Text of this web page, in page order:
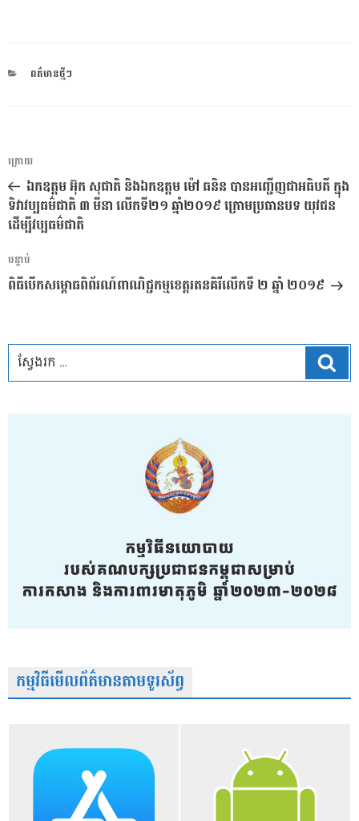
CATEGORIES
ពត៌មានថ្មីៗ
ការ​
នាំទិស​
ប្រកាស
អត្ថបទ
មុន
ក្រោយ
ឯកឧត្តម អ៊ុក សុជាតិ និងឯកឧត្តម ម៉ៅ ធនិន បានអញ្ជើញជាអធិបតី ក្នុង
ទិវាវប្បធម៌ជាតិ ៣ មីនា លើកទី២១ ឆ្នាំ២០១៩ ក្រោមប្រធានបទ យុវជន
ដើម្បីវប្បធម៌ជាតិ
អត្ថបទ
បន្ទាប់
បន្ទាប់
ពិធីបើកសម្ពោធពិព័រណ៍ពាណិជ្ជកម្មខេត្តរតនគិរីលើកទី ២ ឆ្នាំ ២០១៩
កម្មវិធីមើលព័ត៌មានតាមទូរស័ព្វ